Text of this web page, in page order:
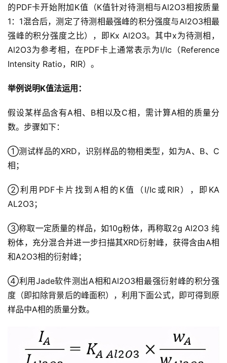
的PDF卡开始附加K值（K值针对待测相与Al2O3相按质量
1：1混合后，测定了待测相最强峰的积分强度与Al2O3相最
强峰的积分强度之比），即Kx Al2O3。其中x为待测相，
Al2O3为参考相，在PDF卡上通常表示为I/Ic（Reference
Intensity Ratio，RIR）。
举例说明K值法运用：
假设某样品含有A相、B相以及C相，需计算A相的质量分
数。步骤如下：
①测试样品的XRD，识别样品的物相类型，如为A、B、C
相；
②利用PDF卡片找到A相的K值（I/Ic或RIR），即KA
AL2O3；
③称取一定质量的样品，如10g粉体，再称取2g Al2O3 纯
粉体，充分混合并进一步扫描其XRD衍射峰，获得含由A相
和A2O3相的衍射峰；
④利用Jade软件测出A相和Al2O3相最强衍射峰的积分强
度（即扣除背景后的峰面积），利用下面公式，即可得到原
样品中A相的质量分数。